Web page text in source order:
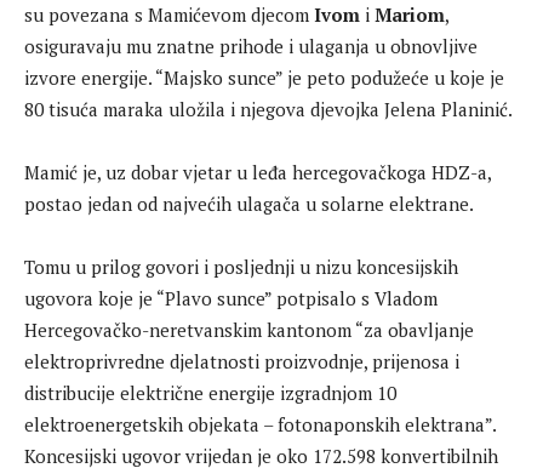
su povezana s Mamićevom djecom Ivom i Mariom,
osiguravaju mu znatne prihode i ulaganja u obnovljive
izvore energije. “Majsko sunce” je peto podužeće u koje je
80 tisuća maraka uložila i njegova djevojka Jelena Planinić.
Mamić je, uz dobar vjetar u leđa hercegovačkoga HDZ-a,
postao jedan od najvećih ulagača u solarne elektrane.
Tomu u prilog govori i posljednji u nizu koncesijskih
ugovora koje je “Plavo sunce” potpisalo s Vladom
Hercegovačko-neretvanskim kantonom “za obavljanje
elektroprivredne djelatnosti proizvodnje, prijenosa i
distribucije električne energije izgradnjom 10
elektroenergetskih objekata – fotonaponskih elektrana”.
Koncesijski ugovor vrijedan je oko 172.598 konvertibilnih